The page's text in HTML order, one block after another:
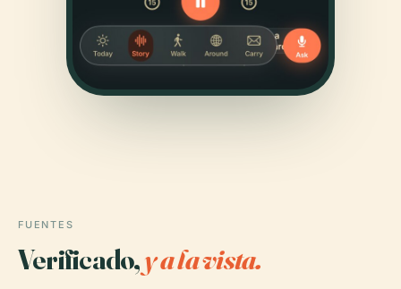
FUENTES
Verificado,y a la vista.